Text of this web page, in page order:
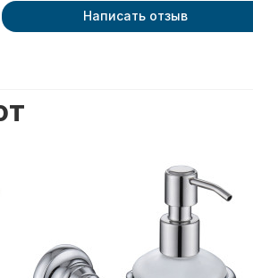
Написать отзыв